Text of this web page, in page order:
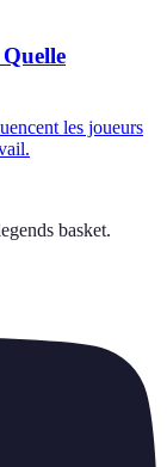
les joueurs
basket.